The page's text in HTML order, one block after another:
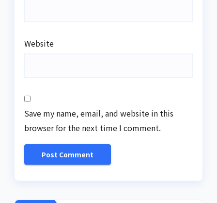
Website
Save my name, email, and website in this
browser for the next time I comment.